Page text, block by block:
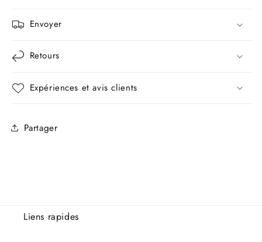
Envoyer
Retours
Expériences et avis clients
Partager
Liens rapides